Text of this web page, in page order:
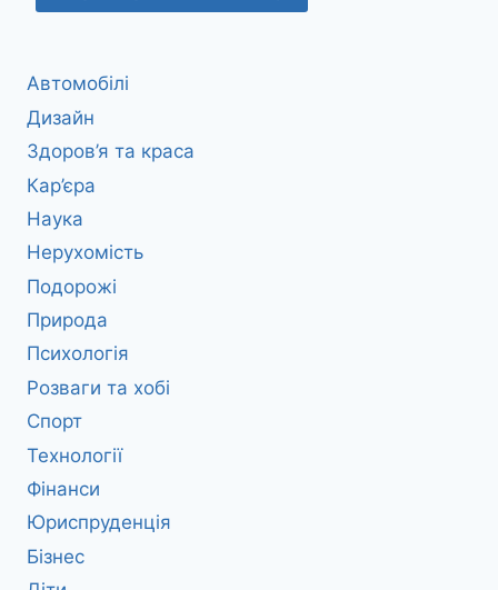
Автомобілі
Дизайн
Здоров’я та краса
Кар’єра
Наука
Нерухомість
Подорожі
Природа
Психологія
Розваги та хобі
Спорт
Технології
Фінанси
Юриспруденція
Бізнес